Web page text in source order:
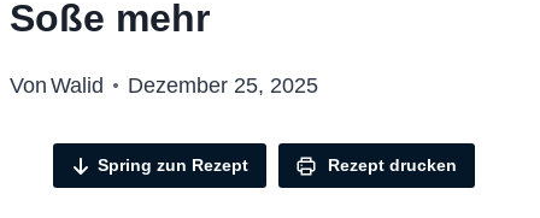
Soße mehr
Von Walid Dezember 25, 2025
Spring zun Rezept Rezept drucken